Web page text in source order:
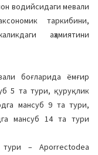
водийсидаги мевали
таркибини,
аҳамиятини
боғларида ёмғир
5 та тури, қуруқлик
мансуб 9 та тури,
мансуб 14 та тури
тури – Aporrectodea